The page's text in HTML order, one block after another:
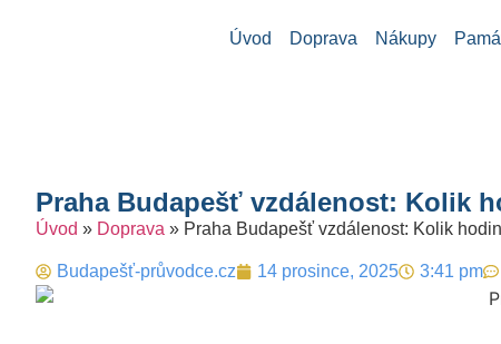
Úvod Doprava Nákupy
Praha Budapešť vzdálenost: Kolik
Úvod » Doprava » Praha Budapešť vzdálenost: Kolik
Budapešť-průvodce.cz 14 prosince, 2025 3:41 pm